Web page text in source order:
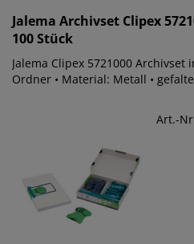
Jalema Archivset Clipex
100 Stück
Jalema Clipex 5721000 Archivset
Ordner • Material: Metall •
Art.-